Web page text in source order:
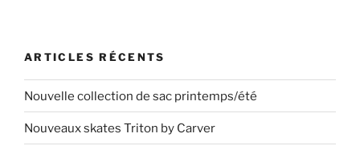
ARTICLES RÉCENTS
Nouvelle collection de sac printemps/été
Nouveaux skates Triton by Carver